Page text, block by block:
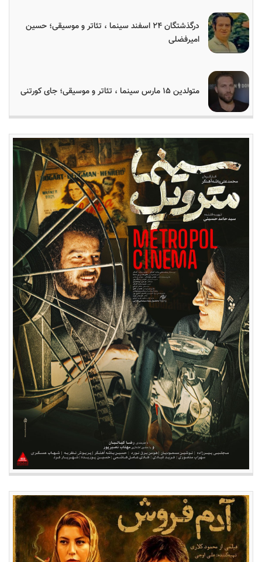
درگذشتگان ۲۴ اسفند سینما ، تئاتر و موسیقی؛ حسین
امیرفضلی
متولدین ۱۵ مارس سینما ، تئاتر و موسیقی؛ جای کورتنی